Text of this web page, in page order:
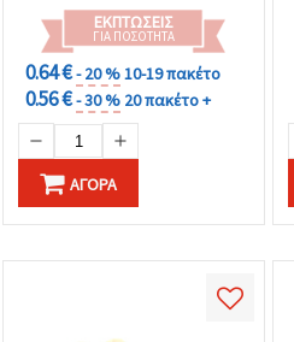
ΕΚΠΤΏΣΕΙΣ
ΓΙΑ ΠΟΣΌΤΗΤΑ
0.64 €- 20 %10-19 πακέτο
0.56 €- 30 % 20 πακέτο +
ΑΓΟΡΆ